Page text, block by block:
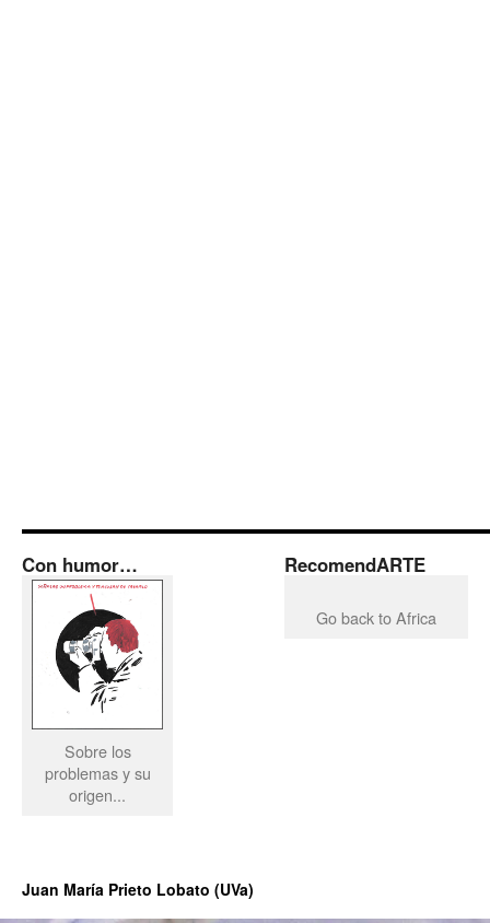
Con humor…
Sobre los
problemas y su
origen...
RecomendARTE
Go back to Africa
Juan María Prieto Lobato (UVa)